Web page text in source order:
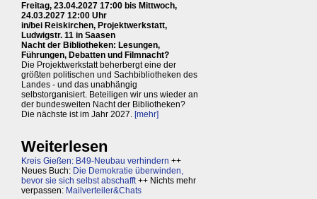
Freitag, 23.04.2027 17:00 bis Mittwoch,
24.03.2027 12:00 Uhr
in/bei Reiskirchen, Projektwerkstatt,
Ludwigstr. 11 in Saasen
Nacht der Bibliotheken: Lesungen,
Führungen, Debatten und Filmnacht?
Die Projektwerkstatt beherbergt eine der
größten politischen und Sachbibliotheken des
Landes - und das unabhängig
selbstorganisiert. Beteiligen wir uns wieder an
der bundesweiten Nacht der Bibliotheken?
Die nächste ist im Jahr 2027. [mehr]
Weiterlesen
Kreis Gießen: B49-Neubau verhindern ++
Neues Buch: Die Demokratie überwinden,
bevor sie sich selbst abschafft++ Nichts mehr
verpassen: Mailverteiler&Chats